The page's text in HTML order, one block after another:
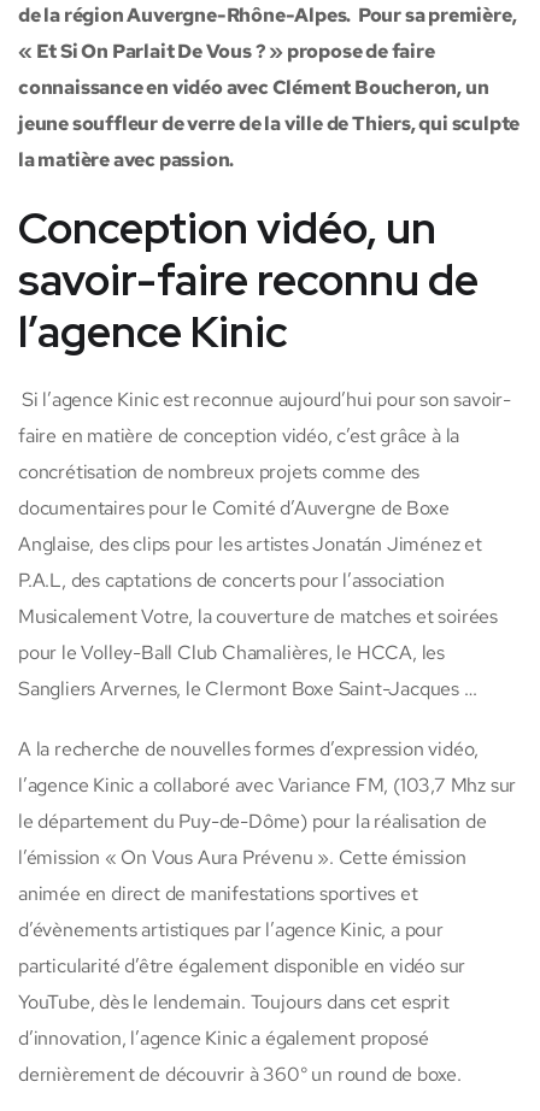
de la région Auvergne-Rhône-Alpes. Pour sa première,
« Et Si On Parlait De Vous ? » propose de faire
connaissance en vidéo avec Clément Boucheron, un
jeune souffleur de verre de la ville de Thiers, qui sculpte
la matière avec passion.
Conception vidéo, un
savoir-faire reconnu de
l’agence Kinic
Si l’agence Kinic est reconnue aujourd’hui pour son savoir-
faire en matière de conception vidéo, c’est grâce à la
concrétisation de nombreux projets comme des
documentaires pour le Comité d’Auvergne de Boxe
Anglaise, des clips pour les artistes Jonatán Jiménez et
P.A.L, des captations de concerts pour l’association
Musicalement Votre, la couverture de matches et soirées
pour le Volley-Ball Club Chamalières, le HCCA, les
Sangliers Arvernes, le Clermont Boxe Saint-Jacques …
A la recherche de nouvelles formes d’expression vidéo,
l’agence Kinic a collaboré avec Variance FM, (103,7 Mhz sur
le département du Puy-de-Dôme) pour la réalisation de
l’émission « On Vous Aura Prévenu ». Cette émission
animée en direct de manifestations sportives et
d’évènements artistiques par l’agence Kinic, a pour
particularité d’être également disponible en vidéo sur
YouTube, dès le lendemain. Toujours dans cet esprit
d’innovation, l’agence Kinic a également proposé
dernièrement de découvrir à 360° un round de boxe.